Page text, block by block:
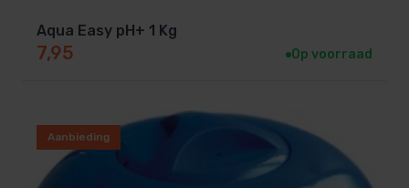
Aqua Easy pH+ 1 Kg
7,95 Op voorraad
Aanbieding